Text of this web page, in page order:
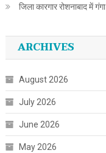
जिला कारगार रोशनाबाद में
ARCHIVES
August 2026
July 2026
June 2026
May 2026